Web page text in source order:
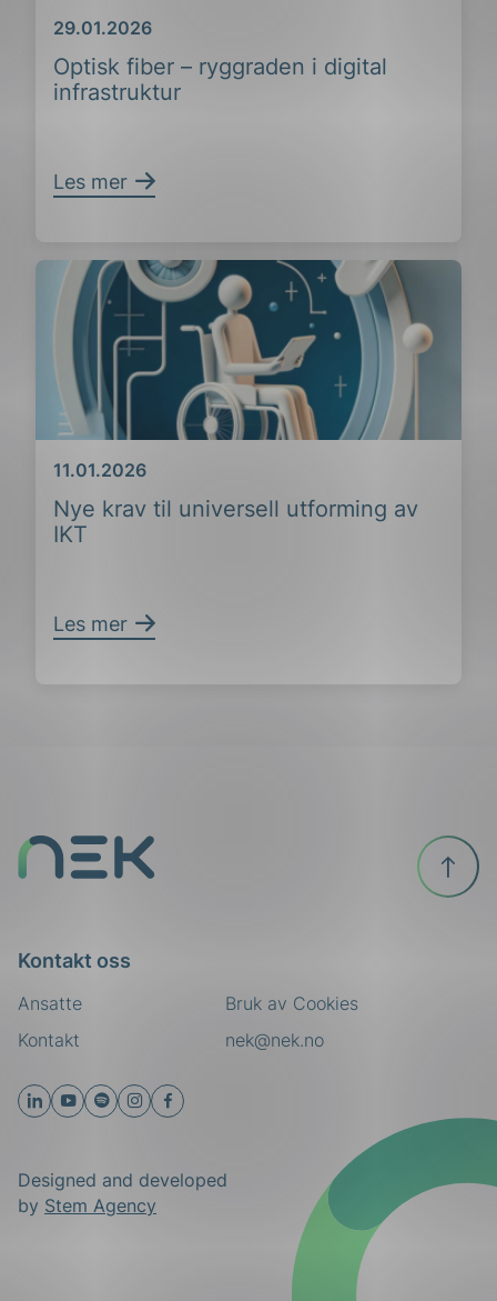
Optisk fiber – ryggraden i digital
infrastruktur
Dato
29.01.2026
Les mer
Nye krav til universell utforming av
IKT
Dato
11.01.2026
Les mer
Kontakt oss
Ansatte
nek@nek.no
Kontakt
Bruk av Cookies
Designed and developed
by Stem Agency
Til
toppen